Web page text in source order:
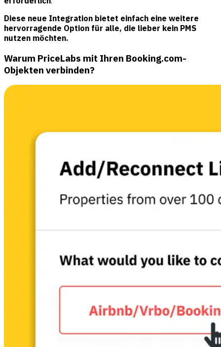
Diese neue Integration bietet einfach eine weitere
hervorragende Option für alle, die lieber kein PMS
nutzen möchten.
Warum PriceLabs mit Ihren Booking.com-
Objekten verbinden?